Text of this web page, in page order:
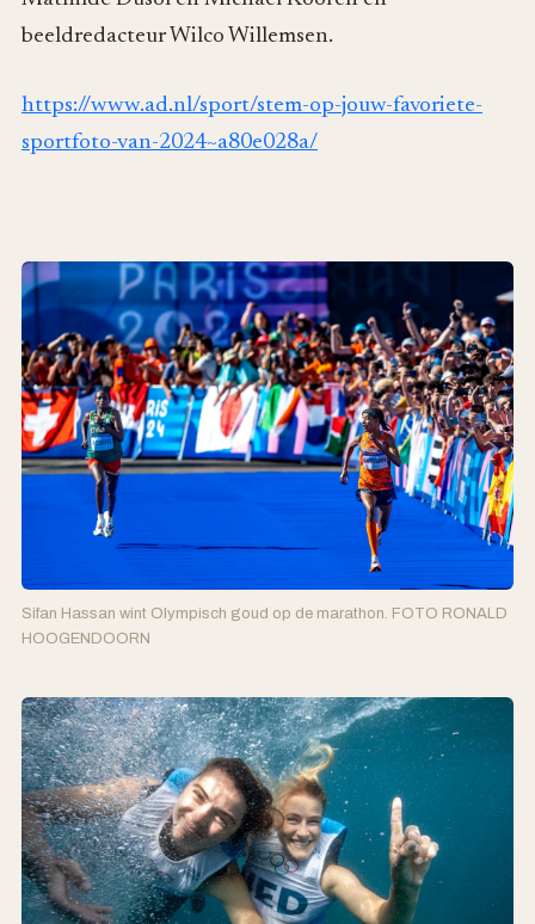
beeldredacteur Wilco Willemsen.
https://www.ad.nl/sport/stem-op-jouw-favoriete-
sportfoto-van-2024~a80e028a/
Sifan Hassan wint Olympisch goud op de marathon. FOTO RONALD
HOOGENDOORN